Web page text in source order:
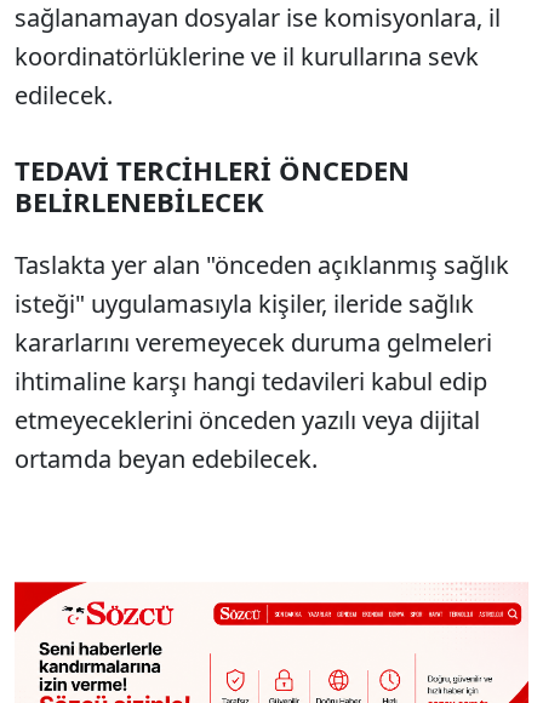
sağlanamayan dosyalar ise komisyonlara, il
koordinatörlüklerine ve il kurullarına sevk
edilecek.
TEDAVİ TERCİHLERİ ÖNCEDEN
BELİRLENEBİLECEK
Taslakta yer alan "önceden açıklanmış sağlık
isteği" uygulamasıyla kişiler, ileride sağlık
kararlarını veremeyecek duruma gelmeleri
ihtimaline karşı hangi tedavileri kabul edip
etmeyeceklerini önceden yazılı veya dijital
ortamda beyan edebilecek.